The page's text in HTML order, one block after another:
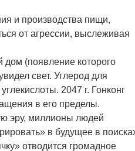
и производства пищи,
от агрессии, выслеживая
(появление которого
свет. Углерод для
2047 г. Гонконг
в его пределы.
эру, миллионы людей
в будущее в
отводится громадное